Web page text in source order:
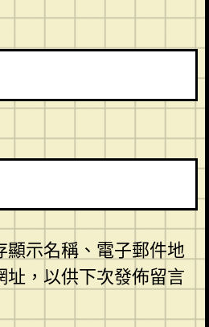
顯示名稱、電子郵件地
址，以供下次發佈留言